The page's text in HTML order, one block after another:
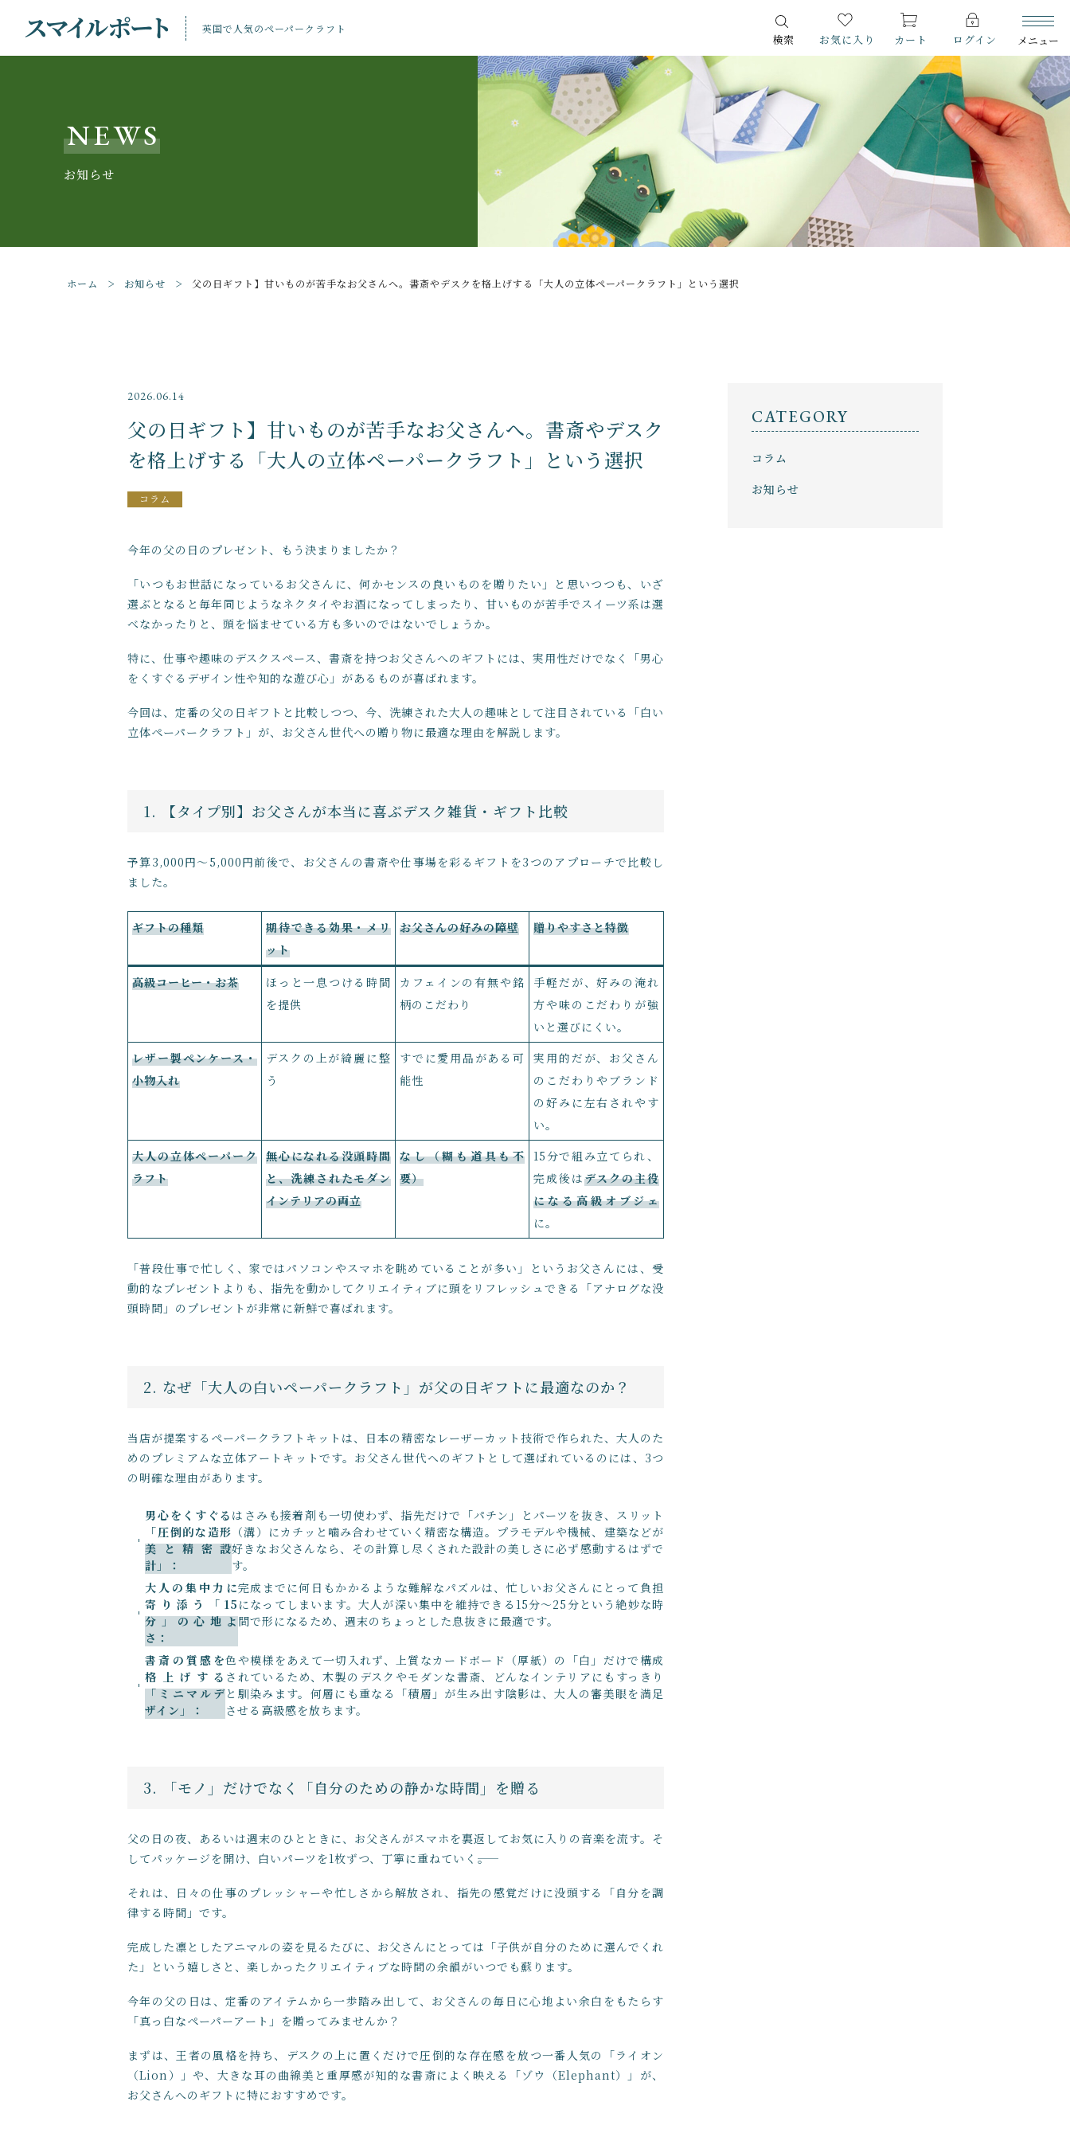
英国で人気のペーパークラフト
検索
お気に入り カート ログイン メニュー
CHECKED PRODUCTS
最近チェックした商品
ORDER HISTORY
注文履歴
ABOUT US
ニュース
NEWS
お知らせ
ホーム お知らせ 父の日ギフト】甘いものが苦手なお父さんへ。書斎やデスクを格上げする「大人の立体ペーパークラフト」という選択
2026.06.14
父の日ギフト】甘いものが苦手なお父さんへ。書斎やデスク
を格上げする「大人の立体ペーパークラフト」という選択
コラム
今年の父の日のプレゼント、もう決まりましたか？
「いつもお世話になっているお父さんに、何かセンスの良いものを贈りたい」と思いつつも、いざ
選ぶとなると毎年同じようなネクタイやお酒になってしまったり、甘いものが苦手でスイーツ系は選
べなかったりと、頭を悩ませている方も多いのではないでしょうか。
特に、仕事や趣味のデスクスペース、書斎を持つお父さんへのギフトには、実用性だけでなく「男心
をくすぐるデザイン性や知的な遊び心」があるものが喜ばれます。
今回は、定番の父の日ギフトと比較しつつ、今、洗練された大人の趣味として注目されている「白い
立体ペーパークラフト」が、お父さん世代への贈り物に最適な理由を解説します。
1. 【タイプ別】お父さんが本当に喜ぶデスク雑貨・ギフト比較
予算3,000円〜5,000円前後で、お父さんの書斎や仕事場を彩るギフトを3つのアプローチで比較し
ました。
ギフトの種類
期待できる効果・メリ
ット
お父さんの好みの障壁 贈りやすさと特徴
高級コーヒー・お茶
ほっと一息つける時間
を提供
カフェインの有無や銘
柄のこだわり
手軽だが、好みの淹れ
方や味のこだわりが強
いと選びにくい。
レザー製ペンケース・
小物入れ
デスクの上が綺麗に整
う
すでに愛用品がある可
能性
実用的だが、お父さん
のこだわりやブランド
の好みに左右されやす
い。
大人の立体ペーパーク
ラフト
無心になれる没頭時間
と、洗練されたモダン
インテリアの両立
なし（糊も道具も不
要）
15分で組み立てられ、
完成後はデスクの主役
になる高級オブジェ
に。
「普段仕事で忙しく、家ではパソコンやスマホを眺めていることが多い」というお父さんには、受
動的なプレゼントよりも、指先を動かしてクリエイティブに頭をリフレッシュできる「アナログな没
頭時間」のプレゼントが非常に新鮮で喜ばれます。
2. なぜ「大人の白いペーパークラフト」が父の日ギフトに最適なのか？
当店が提案するペーパークラフトキットは、日本の精密なレーザーカット技術で作られた、大人のた
めのプレミアムな立体アートキットです。お父さん世代へのギフトとして選ばれているのには、3つ
の明確な理由があります。
男心をくすぐる
「圧倒的な造形
美と精密設
計」：
はさみも接着剤も一切使わず、指先だけで「パチン」とパーツを抜き、スリット
（溝）にカチッと噛み合わせていく精密な構造。プラモデルや機械、建築などが
好きなお父さんなら、その計算し尽くされた設計の美しさに必ず感動するはずで
す。
大人の集中力に
寄り添う「15
分」の心地よ
さ：
完成までに何日もかかるような難解なパズルは、忙しいお父さんにとって負担
になってしまいます。大人が深い集中を維持できる15分〜25分という絶妙な時
間で形になるため、週末のちょっとした息抜きに最適です。
書斎の質感を
格上げする
「ミニマルデ
ザイン」：
色や模様をあえて一切入れず、上質なカードボード（厚紙）の「白」だけで構成
されているため、木製のデスクやモダンな書斎、どんなインテリアにもすっきり
と馴染みます。何層にも重なる「積層」が生み出す陰影は、大人の審美眼を満足
させる高級感を放ちます。
3. 「モノ」だけでなく「自分のための静かな時間」を贈る
父の日の夜、あるいは週末のひとときに、お父さんがスマホを裏返してお気に入りの音楽を流す。そ
してパッケージを開け、白いパーツを1枚ずつ、丁寧に重ねていく――。
それは、日々の仕事のプレッシャーや忙しさから解放され、指先の感覚だけに没頭する「自分を調
律する時間」です。
完成した凛としたアニマルの姿を見るたびに、お父さんにとっては「子供が自分のために選んでくれ
た」という嬉しさと、楽しかったクリエイティブな時間の余韻がいつでも蘇ります。
今年の父の日は、定番のアイテムから一歩踏み出して、お父さんの毎日に心地よい余白をもたらす
「真っ白なペーパーアート」を贈ってみませんか？
まずは、王者の風格を持ち、デスクの上に置くだけで圧倒的な存在感を放つ一番人気の「ライオン
（Lion）」や、大きな耳の曲線美と重厚感が知的な書斎によく映える「ゾウ（Elephant）」が、
お父さんへのギフトに特におすすめです。
CATEGORY
コラム
お知らせ
子カテゴリ
並び順